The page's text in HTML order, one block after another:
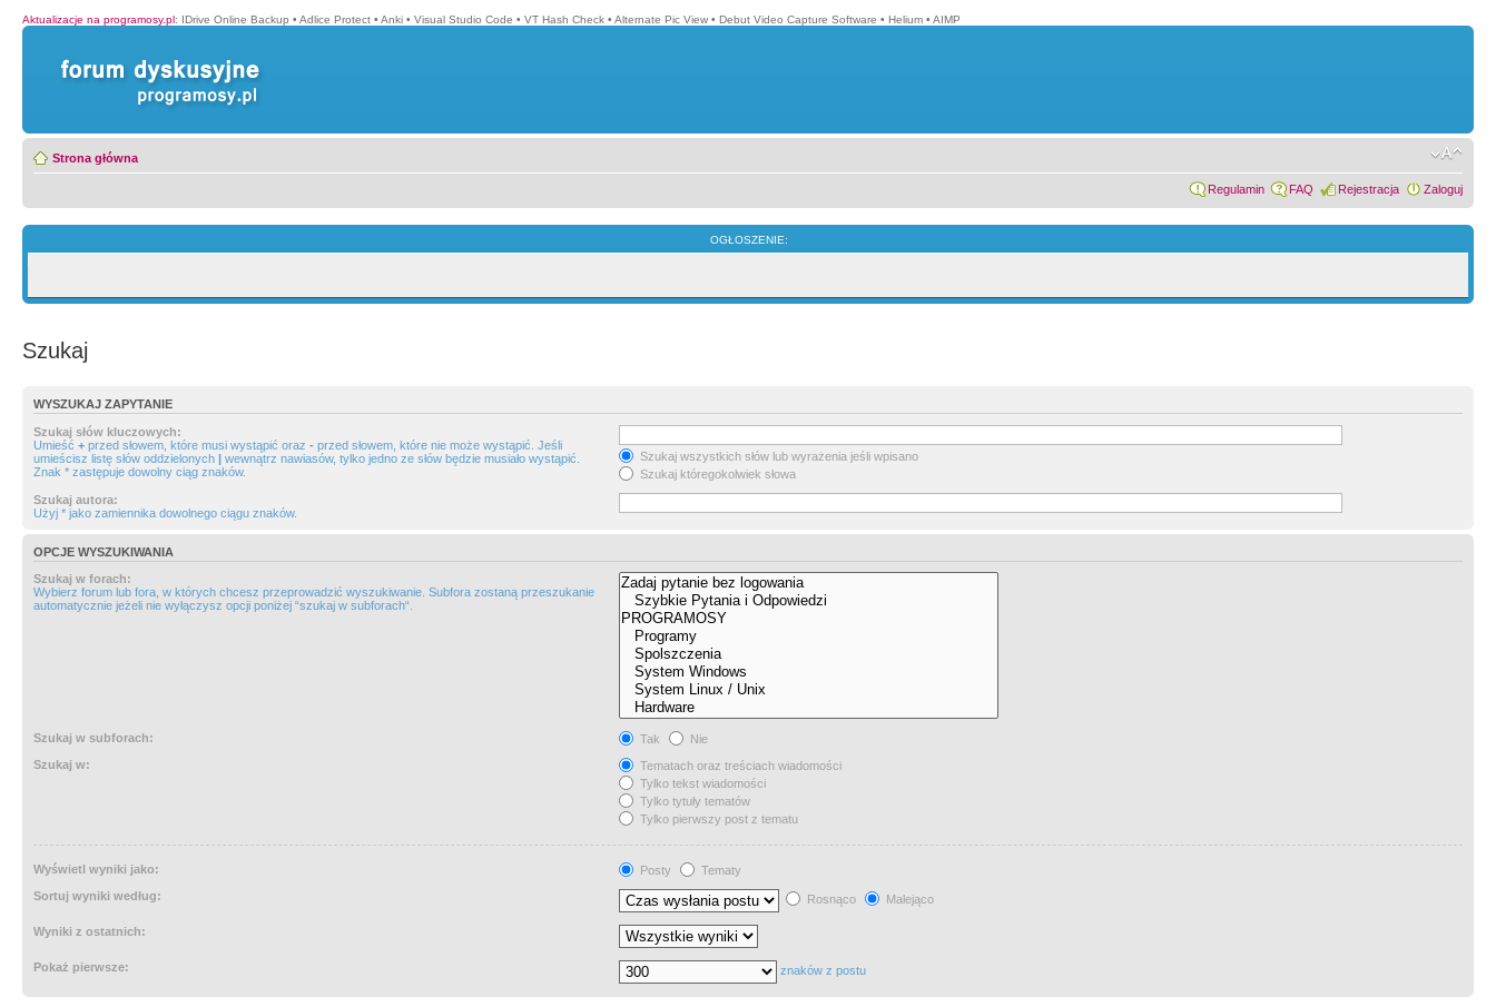
Aktualizacje na programosy.pl: IDrive Online Backup • Adlice Protect • Anki • Visual Studio Code • VT Hash Check • Alternate Pic View • Debut Video Capture Software • Helium • AIMP
Strona główna
Regulamin FAQ Rejestracja Zaloguj
OGŁOSZENIE:
Szukaj
WYSZUKAJ ZAPYTANIE
Szukaj słów kluczowych:
Umieść + przed słowem, które musi wystąpić oraz - przed słowem, które nie może wystąpić. Jeśli
umieścisz listę słów oddzielonych | wewnątrz nawiasów, tylko jedno ze słów będzie musiało wystąpić.
Znak * zastępuje dowolny ciąg znaków.
Szukaj wszystkich słów lub wyrażenia jeśli wpisano
Szukaj któregokolwiek słowa
Szukaj autora:
Użyj * jako zamiennika dowolnego ciągu znaków.
OPCJE WYSZUKIWANIA
Szukaj w forach:
Wybierz forum lub fora, w których chcesz przeprowadzić wyszukiwanie. Subfora zostaną przeszukanie
automatycznie jeżeli nie wyłączysz opcji poniżej “szukaj w subforach“.
Szukaj w subforach: Tak
Nie
Szukaj w:
Tematach oraz treściach wiadomości
Tylko tekst wiadomości
Tylko tytuły tematów
Tylko pierwszy post z tematu
Wyświetl wyniki jako: Posty
Tematy
Sortuj wyniki według:
Rosnąco Malejąco
Wyniki z ostatnich:
Pokaż pierwsze: znaków z postu